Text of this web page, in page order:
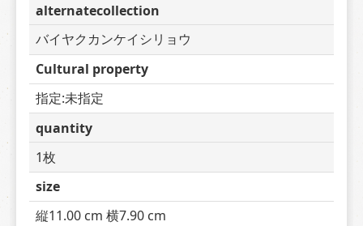
alternatecollection
バイヤクカンケイシリョウ
Cultural property
指定:未指定
quantity
1枚
size
縦11.00 cm 横7.90 cm